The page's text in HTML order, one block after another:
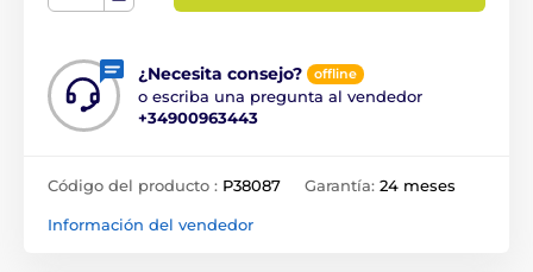
¿Necesita consejo? offline
o escriba una pregunta al vendedor
+34900963443
Código del producto : P38087 Garantía: 24 meses
Información del vendedor